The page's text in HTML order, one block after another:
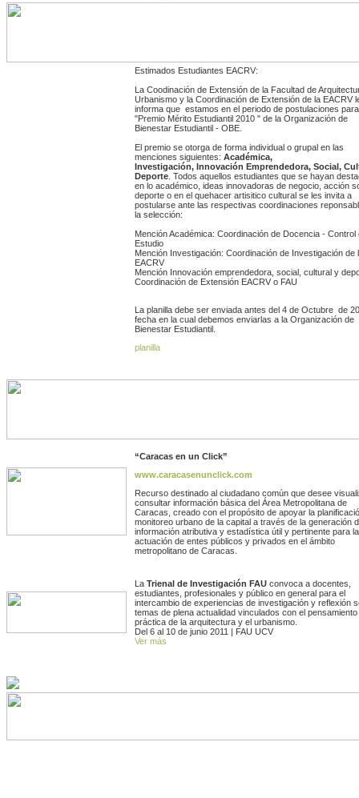
Estimados Estudiantes EACRV:
La Coodinación de Extensión de la Facultad de
Urbanismo y la Coordinación de Extensión de la EACRV
informa que estamos en el periodo de postulaciones
"Premio Mérito Estudiantil 2010 " de la Organización de
Bienestar Estudiantil - OBE.
El premio se otorga de forma individual o grupal en las
menciones siguientes: Académica,
Investigación, Innovación Emprendedora, Social,
Deporte . Todos aquellos estudiantes que se hayan
en lo académico, ideas innovadoras de negocio, acción
deporte o en el quehacer artisitico cultural se les invita a
postularse ante las respectivas coordinaciones
la selección:
Mención Académica: Coordinación de Docencia - Control
Estudio
Mención Investigación: Coordinación de Investigación de
EACRV
Mención Innovación emprendedora, social, cultural y
Coordinación de Extensión EACRV o FAU
La planilla debe ser enviada antes del 4 de Octubre de
fecha en la cual debemos enviarlas a la Organización de
Bienestar Estudiantil.
planilla
“Caracas en un Click”
www.caracasenunclick.com
Recurso destinado al ciudadano común que desee
consultar información básica del Área Metropolitana de
Caracas, creado con el propósito de apoyar la
monitoreo urbano de la capital a través de la generación
información atributiva y estadística útil y pertinente para la
actuación de entes públicos y privados en el ámbito
metropolitano de Caracas.
La Trienal de Investigación FAU convoca a docentes,
estudiantes, profesionales y público en general para el
intercambio de experiencias de investigación y reflexión
temas de plena actualidad vinculados con el pensamiento
práctica de la arquitectura y el urbanismo.
Del 6 al 10 de junio 2011 | FAU UCV
Ver más